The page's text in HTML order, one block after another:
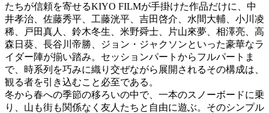
たちが信頼を寄せるKIYO FILMが手掛けた作品だけに、中
井孝治、佐藤秀平、工藤洸平、吉田啓介、水間大輔、小川凌
稀、戸田真人、鈴木冬生、米野舜士、片山來夢、相澤亮、高
森日葵、長谷川帝勝、ジョン・ジャクソンといった豪華なラ
イダー陣が揃い踏み。セッションパートからフルパートま
で、時系列を巧みに織り交ぜながら展開されるその構成は、
観る者を引き込むこと必至である。
冬から春への季節の移ろいの中で、一本のスノーボードに乗
り、山も街も関係なく友人たちと自由に遊ぶ。そのシンプル